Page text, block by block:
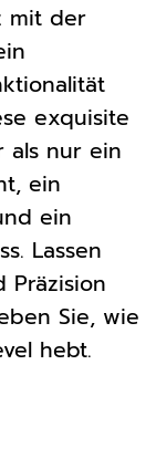
mit der
exquisite
als nur ein
ein
ein
Lassen
Präzision
Sie, wie
hebt.